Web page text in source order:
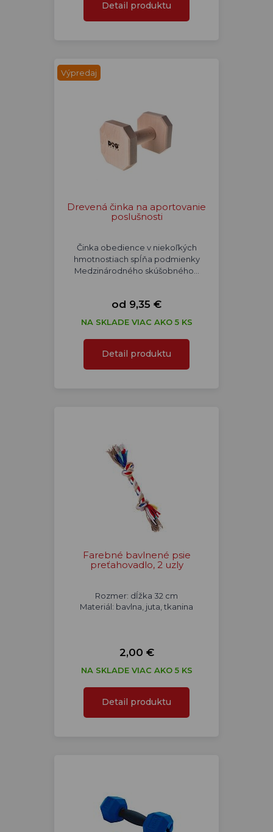
Detail produktu
Výpredaj
Drevená činka na aportovanie
poslušnosti
Činka obedience v niekoľkých
hmotnostiach spĺňa podmienky
Medzinárodného skúšobného…
od 9,35 €
NA SKLADE VIAC AKO 5 KS
Detail produktu
Farebné bavlnené psie
preťahovadlo, 2 uzly
Rozmer: dĺžka 32 cm
Materiál: bavlna, juta, tkanina
2,00 €
NA SKLADE VIAC AKO 5 KS
Detail produktu